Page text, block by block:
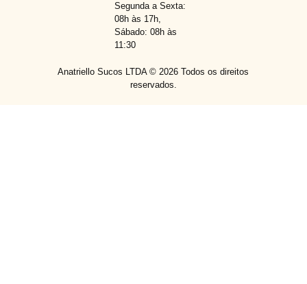
Segunda a Sexta:
08h às 17h,
Sábado: 08h às
11:30
Anatriello Sucos LTDA ©2026 Todos os direitos
reservados.